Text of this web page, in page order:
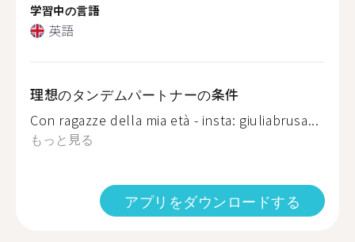
学習中の言語
英語
理想のタンデムパートナーの条件
Con ragazze della mia età - insta: giuliabrusa...
もっと見る
アプリをダウンロードする